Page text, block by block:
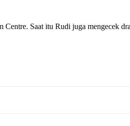
Saat itu Rudi juga mengecek